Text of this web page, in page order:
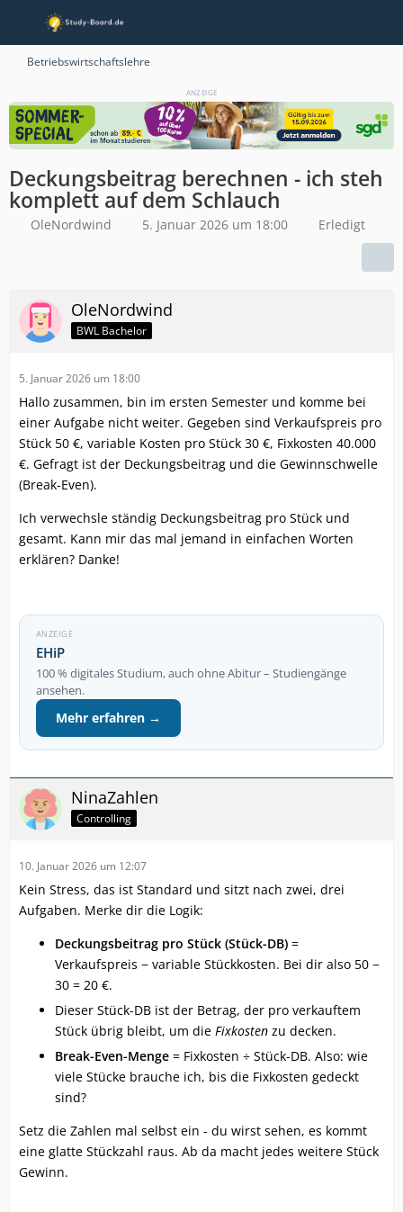
Betriebswirtschaftslehre
ANZEIGE
Deckungsbeitrag berechnen - ich steh
komplett auf dem Schlauch
OleNordwind 5. Januar 2026 um 18:00 Erledigt
OleNordwind
BWL Bachelor
5. Januar 2026 um 18:00
Hallo zusammen, bin im ersten Semester und komme bei
einer Aufgabe nicht weiter. Gegeben sind Verkaufspreis pro
Stück 50 €, variable Kosten pro Stück 30 €, Fixkosten 40.000
€. Gefragt ist der Deckungsbeitrag und die Gewinnschwelle
(Break-Even).
Ich verwechsle ständig Deckungsbeitrag pro Stück und
gesamt. Kann mir das mal jemand in einfachen Worten
erklären? Danke!
ANZEIGE
EHiP
100 % digitales Studium, auch ohne Abitur – Studiengänge
ansehen.
Mehr erfahren →
NinaZahlen
Controlling
10. Januar 2026 um 12:07
Kein Stress, das ist Standard und sitzt nach zwei, drei
Aufgaben. Merke dir die Logik:
Deckungsbeitrag pro Stück (Stück-DB) =
Verkaufspreis − variable Stückkosten. Bei dir also 50 −
30 = 20 €.
Dieser Stück-DB ist der Betrag, der pro verkauftem
Stück übrig bleibt, um die Fixkosten zu decken.
Break-Even-Menge = Fixkosten ÷ Stück-DB. Also: wie
viele Stücke brauche ich, bis die Fixkosten gedeckt
sind?
Setz die Zahlen mal selbst ein - du wirst sehen, es kommt
eine glatte Stückzahl raus. Ab da macht jedes weitere Stück
Gewinn.